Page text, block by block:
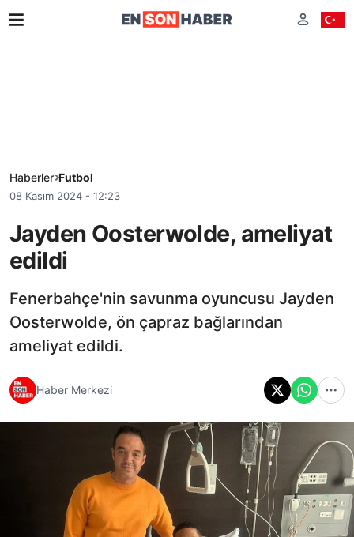
Haberler Futbol
08 Kasım 2024 - 12:23
Jayden Oosterwolde, ameliyat
edildi
Fenerbahçe'nin savunma oyuncusu Jayden
Oosterwolde, ön çapraz bağlarından
ameliyat edildi.
Haber Merkezi